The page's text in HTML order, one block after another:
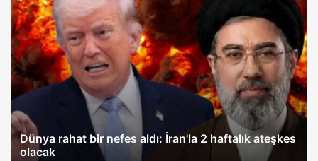
Dünya rahat bir nefes aldı: İran'la 2 haftalık ateşkes
olacak